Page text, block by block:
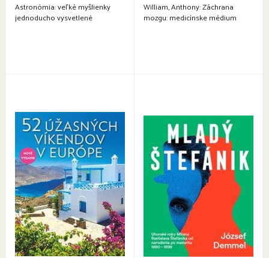
Astronómia: veľké myšlienky
jednoducho vysvetlené
William, Anthony: Záchrana
mozgu: medicínske médium